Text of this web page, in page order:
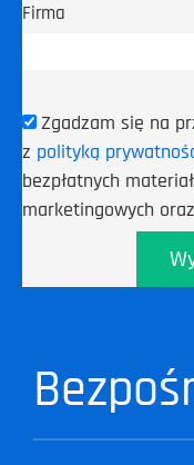
Firma
Zgadzam się na
z polityką
bezpłatnych
marketingowych